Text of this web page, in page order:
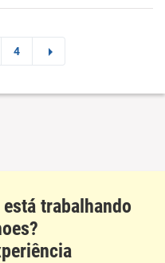
4
trabalhando